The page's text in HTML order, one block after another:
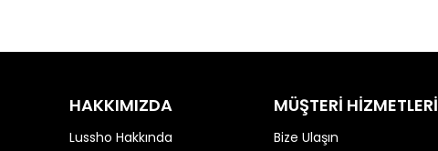
HAKKIMIZDA
Lussho Hakkında
MÜŞTERİ HİZMETLERİ
Bize Ulaşın